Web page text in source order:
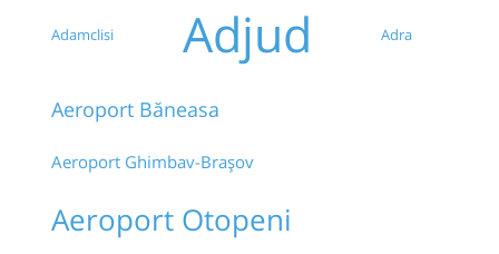
Agentie Sempre Dritto Tour
STATIE GARA, LANGA VAPORAS
Autogara Tomis-Nord
Adamclisi Adjud Adra
Aeroport Băneasa
Aeroport Ghimbav-Brașov
Aeroport Otopeni